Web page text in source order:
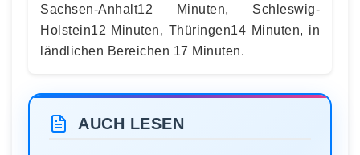
Sachsen-Anhalt12 Minuten, Schleswig-
Holstein12 Minuten, Thüringen14 Minuten, in
ländlichen Bereichen 17 Minuten.
AUCH LESEN